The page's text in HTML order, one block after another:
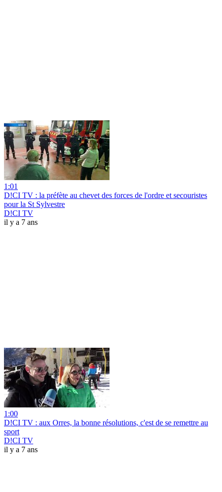
1:01
D!CI TV : la préfète au chevet des forces de l'ordre et secouristes
pour la St Sylvestre
D!CI TV
il y a 7 ans
1:00
D!CI TV : aux Orres, la bonne résolutions, c'est de se remettre au
sport
D!CI TV
il y a 7 ans